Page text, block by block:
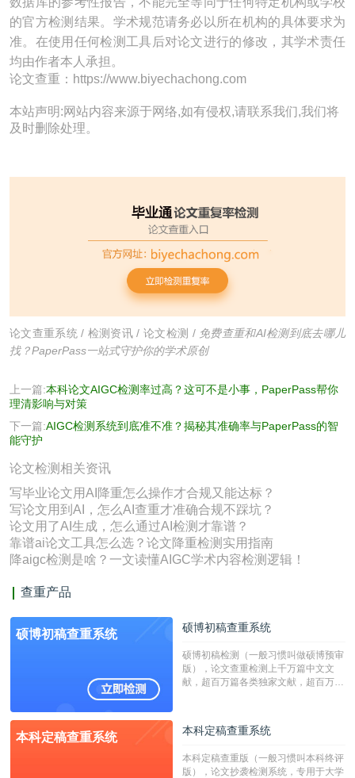
的官方检测结果。学术规范请务必以所在机构的具体要求为
准。在使用任何检测工具后对论文进行的修改，其学术责任
均由作者本人承担。
论文查重：https://www.biyechachong.com
本站声明:网站内容来源于网络,如有侵权,请联系我们,我们将
及时删除处理。
论文查重系统 / 检测资讯 / 论文检测 / 免费查重和AI检测到底去哪儿
找？PaperPass一站式守护你的学术原创
上一篇:本科论文AIGC检测率过高？这可不是小事，PaperPass帮你
理清影响与对策
下一篇:AIGC检测系统到底准不准？揭秘其准确率与PaperPass的智
能守护
论文检测相关资讯
写毕业论文用AI降重怎么操作才合规又能达标？
写论文用到AI，怎么AI查重才准确合规不踩坑？
论文用了AI生成，怎么通过AI检测才靠谱？
靠谱ai论文工具怎么选？论文降重检测实用指南
降aigc检测是啥？一文读懂AIGC学术内容检测逻辑！
查重产品
硕博初稿查重系统 硕博初稿查重系统
硕博初稿检测（一般习惯叫做硕博预审
版），论文查重检测上千万篇中文文
献，超百万篇各类独家文献，超百万港
校用来检测硕博论文的系统，检测范围
广，数据来源真实，检测算法合理!本
字符数30万）
本科定稿查重系统 本科定稿查重系统
本科定稿查重版（一般习惯叫本科终评
版），论文抄袭检测系统，专用于大学